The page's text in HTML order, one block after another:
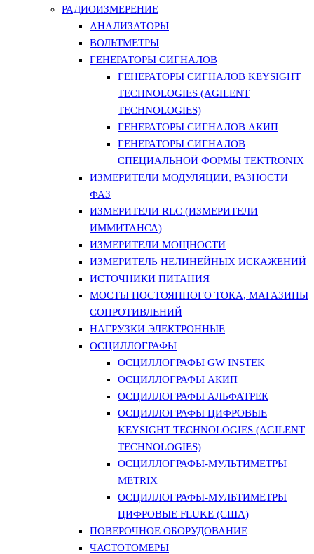
РАДИОИЗМЕРЕНИЕ
АНАЛИЗАТОРЫ
ВОЛЬТМЕТРЫ
ГЕНЕРАТОРЫ СИГНАЛОВ
ГЕНЕРАТОРЫ СИГНАЛОВ KEYSIGHT
TECHNOLOGIES (AGILENT
TECHNOLOGIES)
ГЕНЕРАТОРЫ СИГНАЛОВ АКИП
ГЕНЕРАТОРЫ СИГНАЛОВ
СПЕЦИАЛЬНОЙ ФОРМЫ TEKTRONIX
ИЗМЕРИТЕЛИ МОДУЛЯЦИИ, РАЗНОСТИ
ФАЗ
ИЗМЕРИТЕЛИ RLC (ИЗМЕРИТЕЛИ
ИММИТАНСА)
ИЗМЕРИТЕЛИ МОЩНОСТИ
ИЗМЕРИТЕЛЬ НЕЛИНЕЙНЫХ ИСКАЖЕНИЙ
ИСТОЧНИКИ ПИТАНИЯ
МОСТЫ ПОСТОЯННОГО ТОКА, МАГАЗИНЫ
СОПРОТИВЛЕНИЙ
НАГРУЗКИ ЭЛЕКТРОННЫЕ
ОСЦИЛЛОГРАФЫ
ОСЦИЛЛОГРАФЫ GW INSTEK
ОСЦИЛЛОГРАФЫ АКИП
ОСЦИЛЛОГРАФЫ АЛЬФАТРЕК
ОСЦИЛЛОГРАФЫ ЦИФРОВЫЕ
KEYSIGHT TECHNOLOGIES (AGILENT
TECHNOLOGIES)
ОСЦИЛЛОГРАФЫ-МУЛЬТИМЕТРЫ
METRIX
ОСЦИЛЛОГРАФЫ-МУЛЬТИМЕТРЫ
ЦИФРОВЫЕ FLUKE (США)
ПОВЕРОЧНОЕ ОБОРУДОВАНИЕ
ЧАСТОТОМЕРЫ